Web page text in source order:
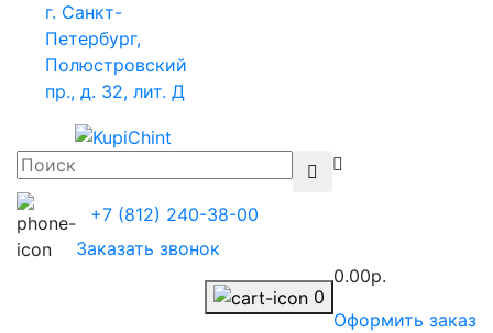
г. Санкт-
Петербург,
Полюстровский
пр., д. 32, лит. Д
+7 (812) 240-38-00
Заказать звонок
0
0.00р.
Оформить заказ